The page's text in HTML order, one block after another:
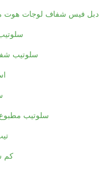
دبل فيس شفاف لوجات هوت ميلت
سلوتيب شفاف -
سلوتيب مطبوع 1 لون - ابيض
كم